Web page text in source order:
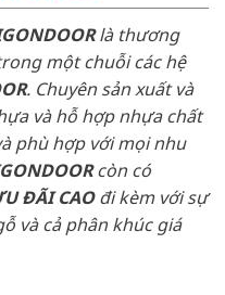
là thương
một chuỗi các hệ
. Chuyên sản xuất và
và hỗ hợp nhựa chất
phù hợp với mọi nhu
còn có
ĐÃI CAOđi kèm với sự
và cả phân khúc giá